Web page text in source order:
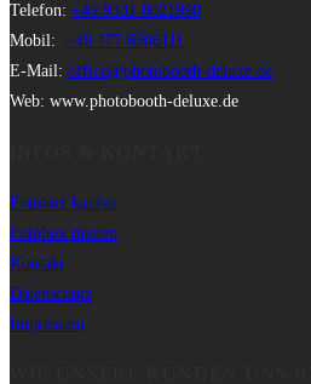
Telefon: +49 9331 8021990
Mobil: +49 177 6506111
E-Mail: office@photobooth-deluxe.de
Web: www.photobooth-deluxe.de
Fotobox kaufen
Fotobox mieten
Kontakt
Datenschutz
Impressum